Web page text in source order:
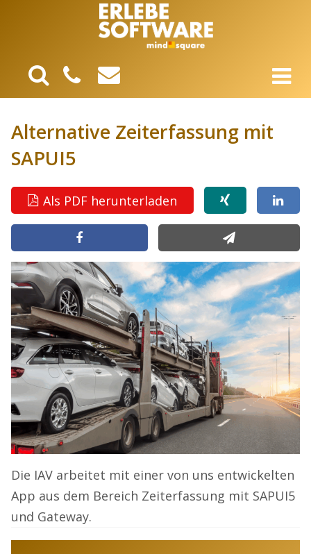
Alternative Zeiterfassung mit
SAPUI5
Als PDF herunterladen
Die IAV arbeitet mit einer von uns entwickelten
App aus dem Bereich Zeiterfassung mit SAPUI5
und Gateway.